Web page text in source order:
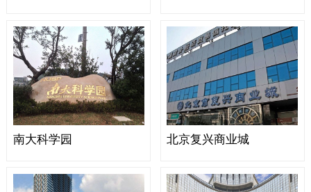
南大科学园 北京复兴商业城